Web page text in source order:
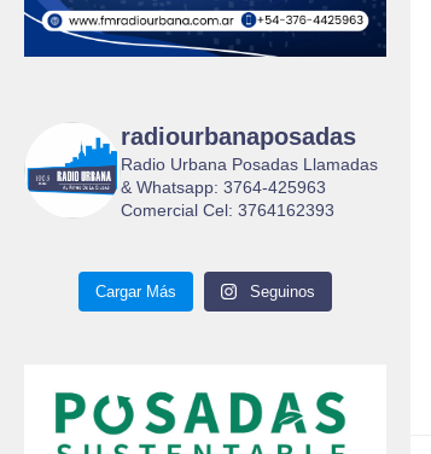
radiourbanaposadas
Radio Urbana Posadas Llamadas
& Whatsapp: 3764-425963
Comercial Cel: 3764162393
Cargar Más Seguinos